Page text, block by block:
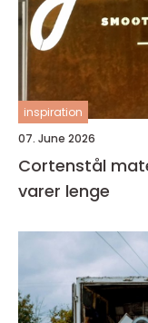
inspiration
07. June 2026
Cortenstål materialet som ruster vakkert og
varer lenge